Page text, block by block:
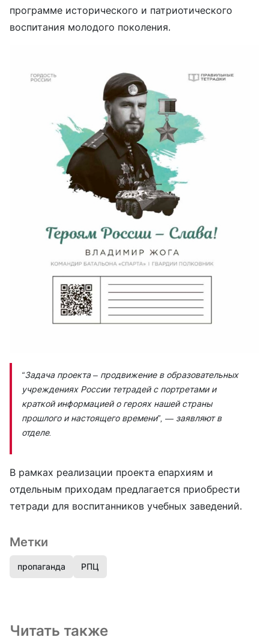
программе исторического и патриотического
воспитания молодого поколения.
“Задача проекта – продвижение в образовательных
учреждениях России тетрадей с портретами и
краткой информацией о героях нашей страны
прошлого и настоящего времени”, — заявляют в
отделе.
В рамках реализации проекта епархиям и
отдельным приходам предлагается приобрести
тетради для воспитанников учебных заведений.
Метки
пропаганда РПЦ
Читать также